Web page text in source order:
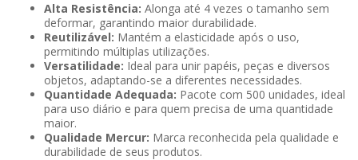
Alta Resistência: Alonga até 4 vezes o tamanho sem
deformar, garantindo maior durabilidade.
Reutilizável: Mantém a elasticidade após o uso,
permitindo múltiplas utilizações.
Versatilidade: Ideal para unir papéis, peças e diversos
objetos, adaptando-se a diferentes necessidades.
Quantidade Adequada: Pacote com 500 unidades, ideal
para uso diário e para quem precisa de uma quantidade
maior.
Qualidade Mercur: Marca reconhecida pela qualidade e
durabilidade de seus produtos.